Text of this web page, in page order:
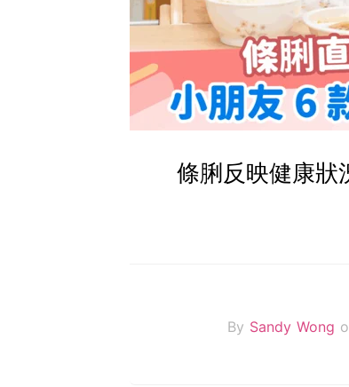
條脷反映健康狀
By Sandy Wong